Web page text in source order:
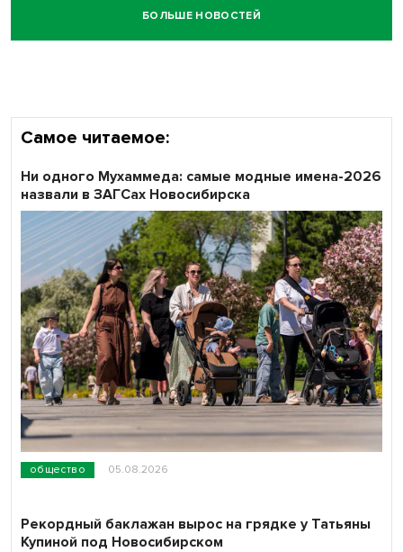
БОЛЬШЕ НОВОСТЕЙ
Самое читаемое:
общество 05.08.2026
Ни одного Мухаммеда: самые модные имена-2026
назвали в ЗАГСах Новосибирска
Рекордный баклажан вырос на грядке у Татьяны
Купиной под Новосибирском